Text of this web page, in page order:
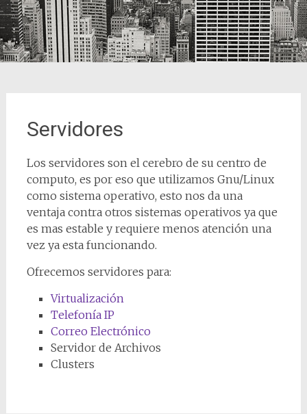
Servidores
Los servidores son el cerebro de su centro de
computo, es por eso que utilizamos Gnu/Linux
como sistema operativo, esto nos da una
ventaja contra otros sistemas operativos ya que
es mas estable y requiere menos atención una
vez ya esta funcionando.
Ofrecemos servidores para:
Virtualización
Telefonía IP
Correo Electrónico
Servidor de Archivos
Clusters